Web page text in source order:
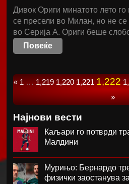
Дивок Ориги минатото лето
се пресели во Милан, но не се
во Серија А. Ориги беше
Повеќе
« 1 … 1,219 1,220 1,221 1,222
»
Најнови вести
Каљари го потврди
Малдини
Мурињо: Бернардо
физички заостанува